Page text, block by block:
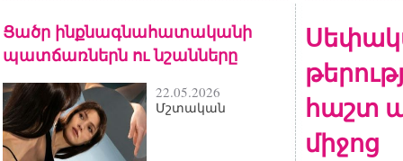
Ցածր ինքնագնահատականի
պատճառներն ու նշանները
22.05.2026
Մշտական
հաշտ
միջոց